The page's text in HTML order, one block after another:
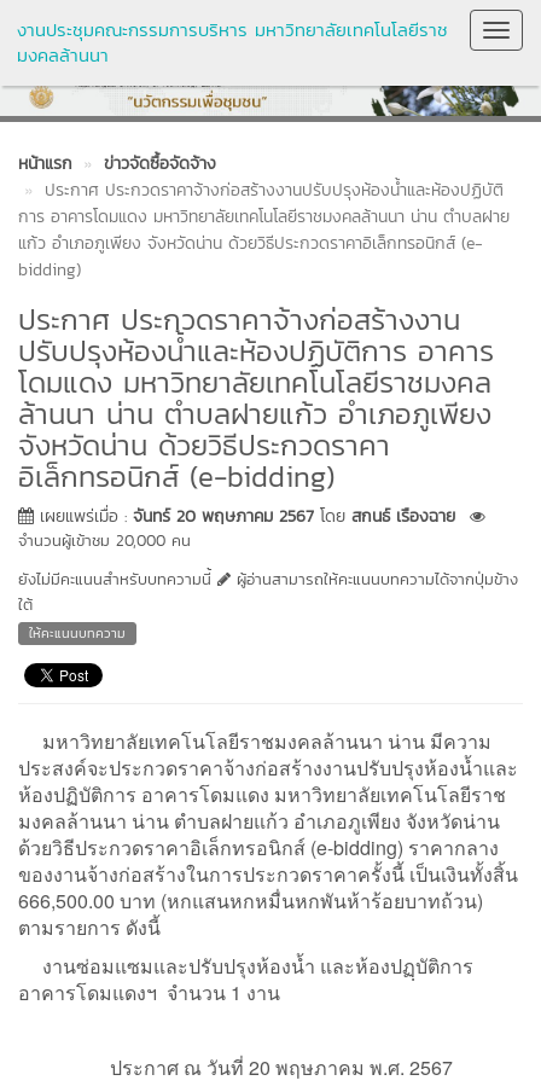
งานประชุมคณะกรรมการบริหาร มหาวิทยาลัยเทคโนโลยีราช
มงคลล้านนา
หน้าแรก
ข่าวจัดซื้อจัดจ้าง
ประกาศ ประกวดราคาจ้างก่อสร้างงานปรับปรุงห้องน้ำและห้องปฏิบัติ
การ อาคารโดมแดง มหาวิทยาลัยเทคโนโลยีราชมงคลล้านนา น่าน ตำบลฝาย
แก้ว อำเภอภูเพียง จังหวัดน่าน ด้วยวิธีประกวดราคาอิเล็กทรอนิกส์ (e-
bidding)
ประกาศ ประกวดราคาจ้างก่อสร้างงาน
ปรับปรุงห้องน้ำและห้องปฏิบัติการ อาคาร
โดมแดง มหาวิทยาลัยเทคโนโลยีราชมงคล
ล้านนา น่าน ตำบลฝายแก้ว อำเภอภูเพียง
จังหวัดน่าน ด้วยวิธีประกวดราคา
อิเล็กทรอนิกส์ (e-bidding)
เผยแพร่เมื่อ : จันทร์ 20 พฤษภาคม 2567 โดย สกนธ์ เรืองฉาย
จำนวนผู้เข้าชม 20,000 คน
ยังไม่มีคะแนนสำหรับบทความนี้
ผู้อ่านสามารถให้คะแนนบทความได้จากปุ่มข้าง
ใต้
ให้คะแนนบทความ
มหาวิทยาลัยเทคโนโลยีราชมงคลล้านนา น่าน มีความ
ประสงค์จะประกวดราคาจ้างก่อสร้างงานปรับปรุงห้องน้ำและ
ห้องปฏิบัติการ อาคารโดมแดง มหาวิทยาลัยเทคโนโลยีราช
มงคลล้านนา น่าน ตำบลฝายแก้ว อำเภอภูเพียง จังหวัดน่าน
ด้วยวิธีประกวดราคาอิเล็กทรอนิกส์ (e-bidding) ราคากลาง
ของงานจ้างก่อสร้างในการประกวดราคาครั้งนี้ เป็นเงินทั้งสิ้น
666,500.00 บาท (หกแสนหกหมื่นหกพันห้าร้อยบาทถ้วน)
ตามรายการ ดังนี้
งานซ่อมแซมและปรับปรุงห้องน้ำ และห้องปฏฺบัติการ
อาคารโดมแดงฯ จำนวน 1 งาน
ประกาศ ณ วันที่ 20 พฤษภาคม พ.ศ. 2567